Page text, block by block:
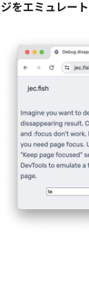
ジをエミュレート